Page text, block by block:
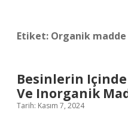
Etiket: Organik madde
Besinlerin
Ve Inorganik
Tarih: Kasım 7, 2024